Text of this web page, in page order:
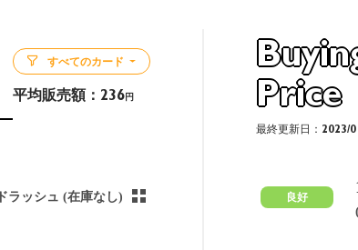
すべてのカード
平均販売額： 236円
ラッシュ (在庫なし)
Price
最終更新日：2023/
良好